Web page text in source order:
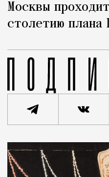
Москвы
столетию плана